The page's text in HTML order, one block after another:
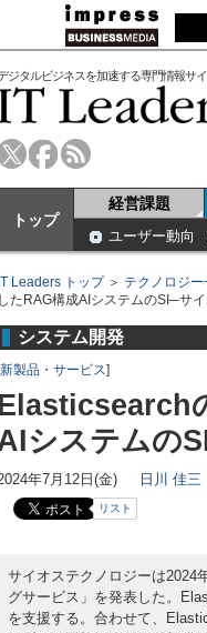
ジタルビジネスを加速する専門情報サ
トップ
経営課題
ユーザー動向
IT Leaders トップ＞ テクノロジー
したRAG構成AIシステムのSI─サ
システム開発
新製品・サービス]
システムの
年7月12日(金) 日川 佳三
リスト
サイオステクノロジーは2024
グサービス」を発表した。
を支援する。合わせて、